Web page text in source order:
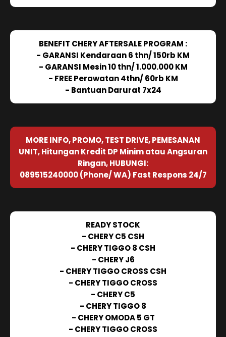
BENEFIT CHERY AFTERSALE PROGRAM :
- GARANSI Kendaraan 6 thn/ 150rb KM
- GARANSI Mesin 10 thn/ 1.000.000 KM
- FREE Perawatan 4thn/ 60rb KM
- Bantuan Darurat 7x24
MORE INFO, PROMO, TEST DRIVE, PEMESANAN
UNIT, Hitungan Kredit DP Minim atau Angsuran
Ringan, HUBUNGI:
089515240000 (Phone/ WA) Fast Respons 24/7
READY STOCK
- CHERY C5 CSH
- CHERY TIGGO 8 CSH
- CHERY J6
- CHERY TIGGO CROSS CSH
- CHERY TIGGO CROSS
- CHERY C5
- CHERY TIGGO 8
- CHERY OMODA 5 GT
- CHERY TIGGO CROSS